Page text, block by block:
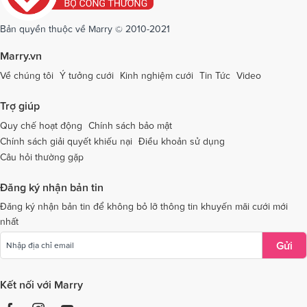
Dịch vụ cưới tại Sóc Trăng Dịch vụ cưới tại Sơn La
Dịch vụ cưới tại Thái Bình Dịch vụ cưới tại Thanh Hóa
Dịch vụ cưới tại Thừa Thiên - Huế
Dịch vụ cưới tại An Giang Dịch vụ cưới tại Trà Vinh
Dịch vụ cưới tại Tuyên Quang
Dịch vụ cưới tại Bà Rịa - Vũng TàuDịch vụ cưới tại Bắc Giang
Dịch vụ cưới tại Bắc Kạn
Bản quyền thuộc về Marry © 2010-2021
Marry.vn
Về chúng tôi Ý tưởng cưới Kinh nghiệm cưới Tin Tức Video
Trợ giúp
Quy chế hoạt động
Chính sách bảo mật
Chính sách giải quyết khiếu nại Điều khoản sử dụng
Câu hỏi thường gặp
Đăng ký nhận bản tin
Đăng ký nhận bản tin để không bỏ lỡ thông tin khuyến mãi cưới mới
nhất
Gửi
Kết nối với Marry